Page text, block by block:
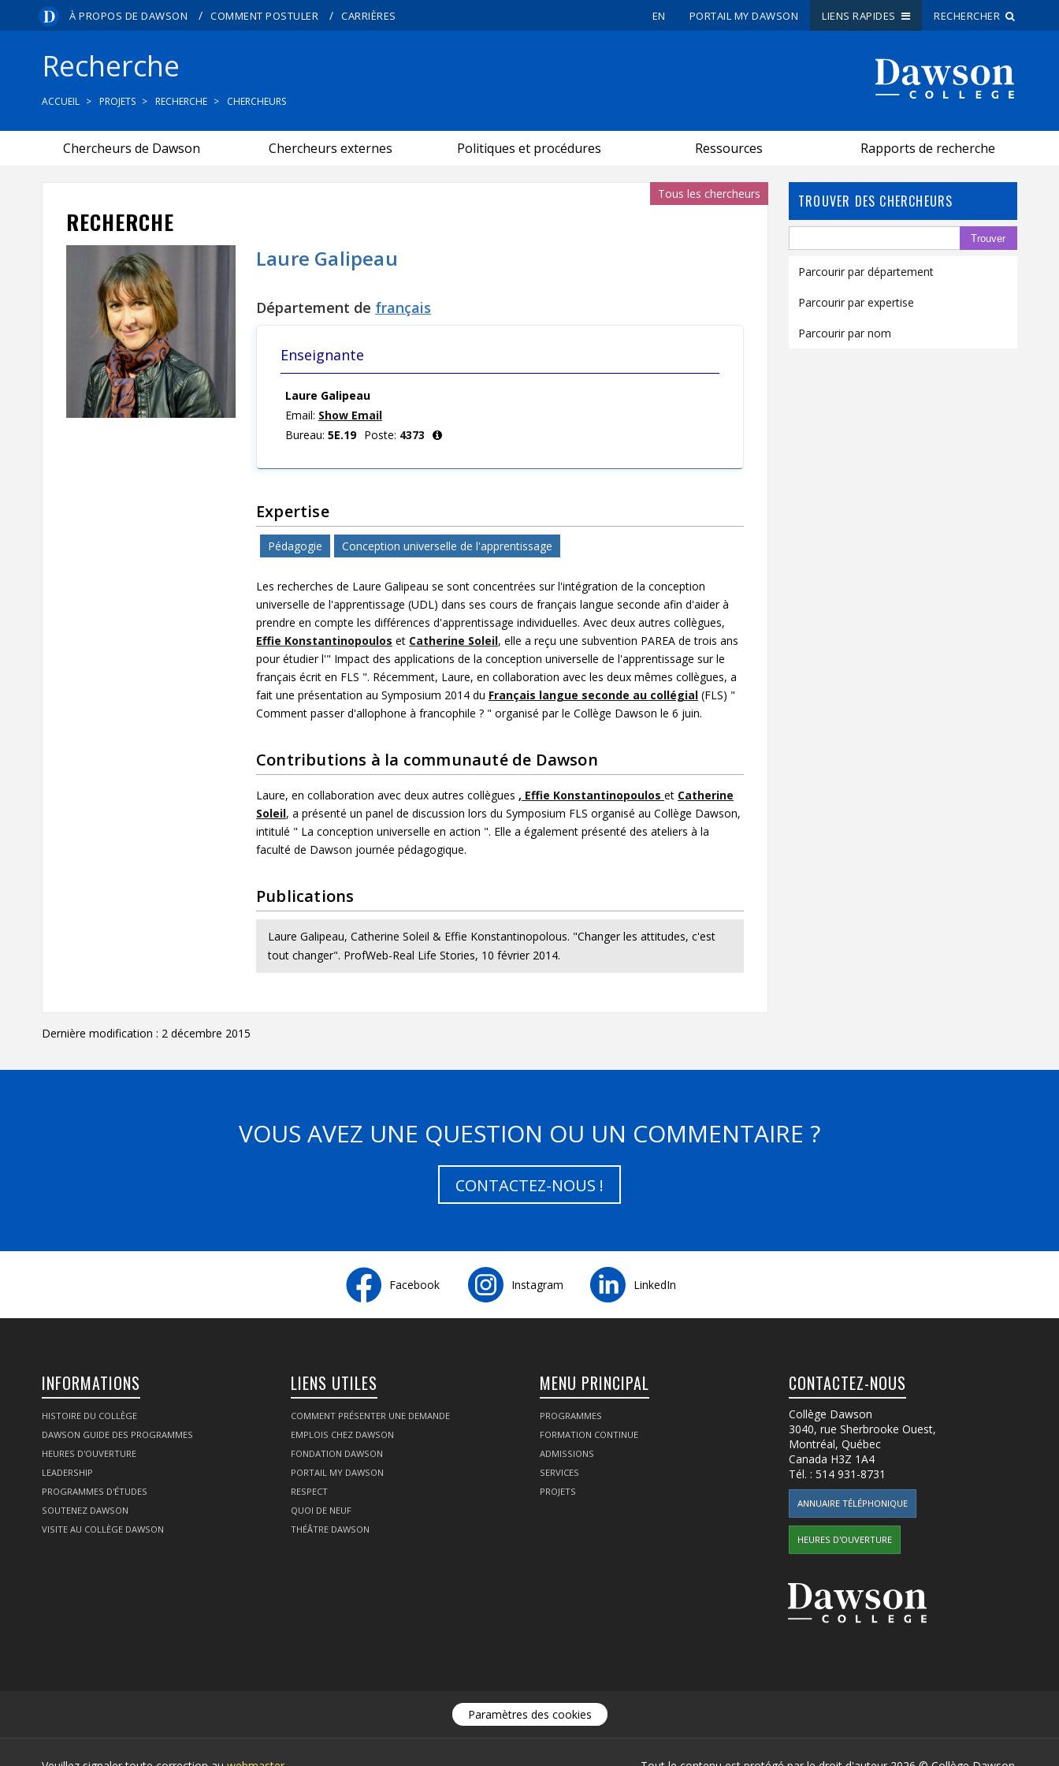
À PROPOS DE DAWSON / COMMENT POSTULER / CARRIÈRES EN PORTAIL MY DAWSON LIENS RAPIDES RECHERCHER
Recherche
ACCUEIL PROJETS RECHERCHE CHERCHEURS
Chercheurs de Dawson Chercheurs externes Politiques et procédures Ressources Rapports de recherche
TROUVER DES CHERCHEURS
Parcourir par département
Parcourir par expertise
Parcourir par nom
RECHERCHE
Tous les chercheurs
Laure Galipeau
Département de français
Enseignante
Laure Galipeau
Email: Show Email
Bureau: 5E.19 Poste: 4373
Expertise
Pédagogie Conception universelle de l'apprentissage
Les recherches de Laure Galipeau se sont concentrées sur l'intégration de la conception
universelle de l'apprentissage (UDL) dans ses cours de français langue seconde afin d'aider à
prendre en compte les différences d'apprentissage individuelles. Avec deux autres collègues,
Effie Konstantinopoulos et Catherine Soleil, elle a reçu une subvention PAREA de trois ans
pour étudier l'" Impact des applications de la conception universelle de l'apprentissage sur le
français écrit en FLS ". Récemment, Laure, en collaboration avec les deux mêmes collègues, a
fait une présentation au Symposium 2014 du Français langue seconde au collégial (FLS) "
Comment passer d'allophone à francophile ? " organisé par le Collège Dawson le 6 juin.
Contributions à la communauté de Dawson
Laure, en collaboration avec deux autres collègues, Effie Konstantinopouloset Catherine
Soleil, a présenté un panel de discussion lors du Symposium FLS organisé au Collège Dawson,
intitulé " La conception universelle en action ". Elle a également présenté des ateliers à la
faculté de Dawson journée pédagogique.
Publications
Laure Galipeau, Catherine Soleil & Effie Konstantinopolous. "Changer les attitudes, c'est
tout changer". ProfWeb-Real Life Stories, 10 février 2014.
Dernière modification : 2 décembre 2015
VOUS AVEZ UNE QUESTION OU UN COMMENTAIRE ?
CONTACTEZ-NOUS !
Facebook Instagram LinkedIn
INFORMATIONS
HISTOIRE DU COLLÈGE
DAWSON GUIDE DES PROGRAMMES
HEURES D'OUVERTURE
LEADERSHIP
PROGRAMMES D'ÉTUDES
SOUTENEZ DAWSON
VISITE AU COLLÈGE DAWSON
LIENS UTILES
COMMENT PRÉSENTER UNE DEMANDE
EMPLOIS CHEZ DAWSON
FONDATION DAWSON
PORTAIL MY DAWSON
RESPECT
QUOI DE NEUF
THÉÂTRE DAWSON
MENU PRINCIPAL
PROGRAMMES
FORMATION CONTINUE
ADMISSIONS
SERVICES
PROJETS
CONTACTEZ-NOUS
Collège Dawson
3040, rue Sherbrooke Ouest,
Montréal, Québec
Canada H3Z 1A4
Tél. : 514 931-8731
ANNUAIRE TÉLÉPHONIQUE
HEURES D'OUVERTURE
Paramètres des cookies
Recherche sur le site
portail My Dawson ///
Comment postuler
Menu principal